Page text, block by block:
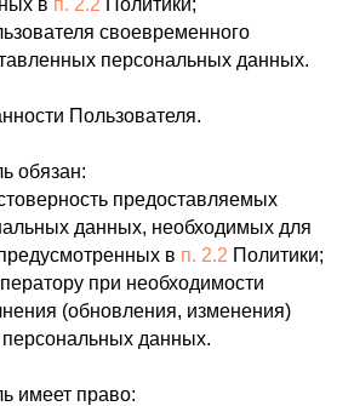
в п. 2.2 Политики;
своевременного
персональных данных.
Пользователя.
обязан:
предоставляемых
данных, необходимых для
в п. 2.2 Политики;
при необходимости
(обновления, изменения)
данных.
имеет право: